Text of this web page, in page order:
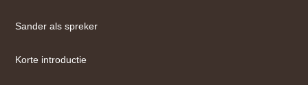
Sander als spreker
Korte introductie